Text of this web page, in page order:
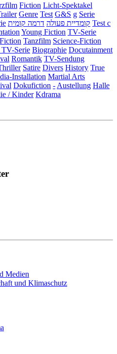
Fiction Licht-Spektakel
Genre Test G&S g Serie
קומדיית פעולה דרמה קומית
Test c
Young Fiction TV-Serie
Tanzfilm Science-Fiction
TV-Serie Biographie Docutainment
Romantik TV-Sendung
Satire Divers History True
Installation Martial Arts
Dokufiction - Austellung Halle
/ Kinder Kdrama